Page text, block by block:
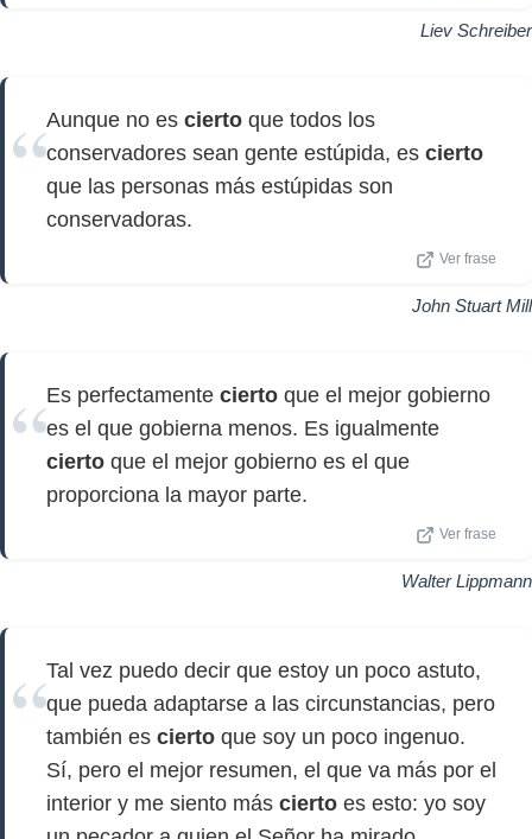
Liev Schreiber
Aunque no es cierto que todos los
conservadores sean gente estúpida, es cierto
que las personas más estúpidas son
conservadoras.
Ver frase
John Stuart Mill
Es perfectamente cierto que el mejor gobierno
es el que gobierna menos. Es igualmente
cierto que el mejor gobierno es el que
proporciona la mayor parte.
Ver frase
Walter Lippmann
Tal vez puedo decir que estoy un poco astuto,
que pueda adaptarse a las circunstancias, pero
también es cierto que soy un poco ingenuo.
Sí, pero el mejor resumen, el que va más por el
interior y me siento más cierto es esto: yo soy